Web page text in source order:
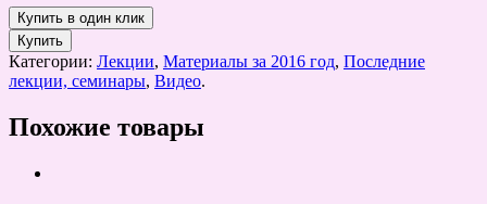
Купить
Категории: Лекции, Материалы за 2016 год, Последние
лекции, семинары, Видео.
Похожие товары